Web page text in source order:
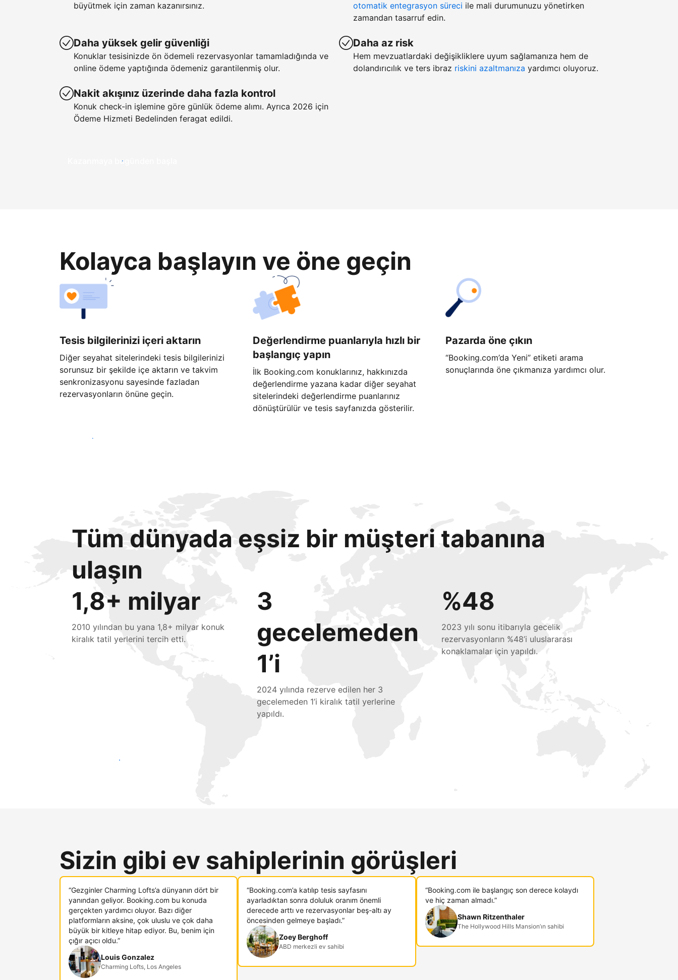
büyütmek için zaman kazanırsınız.
Daha yüksek gelir güvenliği
Konuklar tesisinizde ön ödemeli rezervasyonlar tamamladığında ve
online ödeme yaptığında ödemeniz garantilenmiş olur.
Nakit akışınız üzerinde daha fazla kontrol
Konuk check-in işlemine göre günlük ödeme alımı. Ayrıca 2026 için
Ödeme Hizmeti Bedelinden feragat edildi.
otomatik entegrasyon süreci ile mali durumunuzu yönetirken
zamandan tasarruf edin.
Daha az risk
Hem mevzuatlardaki değişikliklere uyum sağlamanıza hem de
dolandırıcılık ve ters ibraz riskini azaltmanıza yardımcı oluyoruz.
Kazanmaya bugünden başla
Kolayca başlayın ve öne geçin
Tesis bilgilerinizi içeri aktarın
Diğer seyahat sitelerindeki tesis bilgilerinizi
sorunsuz bir şekilde içe aktarın ve takvim
senkronizasyonu sayesinde fazladan
rezervasyonların önüne geçin.
Değerlendirme puanlarıyla hızlı bir
başlangıç yapın
İlk Booking.com konuklarınız, hakkınızda
değerlendirme yazana kadar diğer seyahat
sitelerindeki değerlendirme puanlarınız
dönüştürülür ve tesis sayfanızda gösterilir.
Pazarda öne çıkın
“Booking.com’da Yeni” etiketi arama
sonuçlarında öne çıkmanıza yardımcı olur.
Hemen başla
Tüm dünyada eşsiz bir müşteri tabanına
ulaşın
1,8+ milyar
2010 yılından bu yana 1,8+ milyar konuk
kiralık tatil yerlerini tercih etti.
3
gecelemeden
1’i
2024 yılında rezerve edilen her 3
gecelemeden 1’i kiralık tatil yerlerine
yapıldı.
%48
2023 yılı sonu itibarıyla gecelik
rezervasyonların %48’i uluslararası
konaklamalar için yapıldı.
Hemen yeni konuklara ulaş
Sizin gibi ev sahiplerinin görüşleri
“Gezginler Charming Lofts’a dünyanın dört bir
yanından geliyor. Booking.com bu konuda
gerçekten yardımcı oluyor. Bazı diğer
platformların aksine, çok uluslu ve çok daha
büyük bir kitleye hitap ediyor. Bu, benim için
çığır açıcı oldu.”
Louis Gonzalez
Charming Lofts, Los Angeles
“Booking.com’a katılıp tesis sayfasını
ayarladıktan sonra doluluk oranım önemli
derecede arttı ve rezervasyonlar beş-altı ay
öncesinden gelmeye başladı.”
Zoey Berghoff
ABD merkezli ev sahibi
“Booking.com ile başlangıç son derece kolaydı
ve hiç zaman almadı.”
Shawn Ritzenthaler
The Hollywood Hills Mansion’ın sahibi